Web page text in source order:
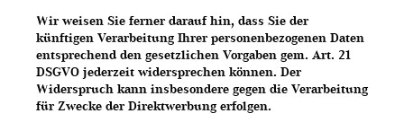
Wir weisen Sie ferner darauf hin, dass Sie der
künftigen Verarbeitung Ihrer personenbezogenen Daten
entsprechend den gesetzlichen Vorgaben gem. Art. 21
DSGVO jederzeit widersprechen können. Der
Widerspruch kann insbesondere gegen die Verarbeitung
für Zwecke der Direktwerbung erfolgen.